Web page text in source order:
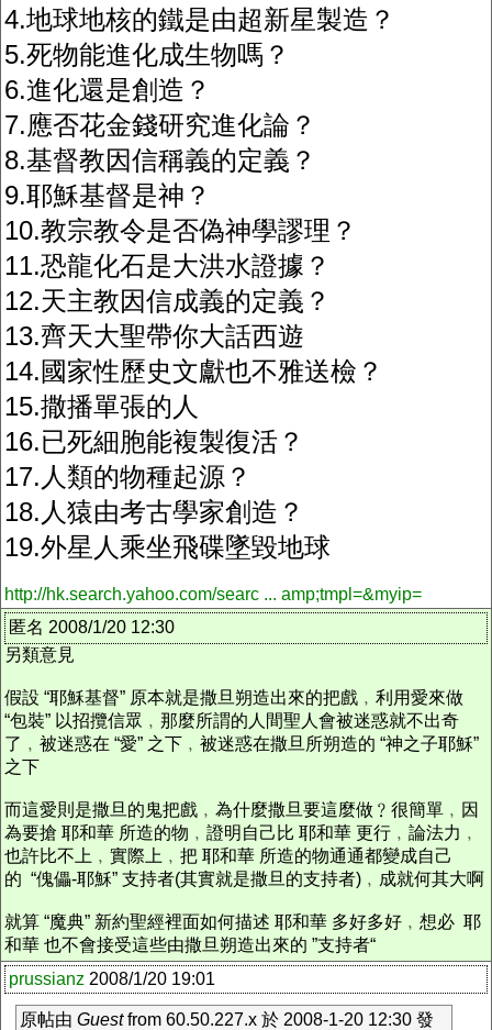
4.地球地核的鐵是由超新星製造？
5.死物能進化成生物嗎？
6.進化還是創造？
7.應否花金錢研究進化論？
8.基督教因信稱義的定義？
9.耶穌基督是神？
10.教宗教令是否偽神學謬理？
11.恐龍化石是大洪水證據？
12.天主教因信成義的定義？
13.齊天大聖帶你大話西遊
14.國家性歷史文獻也不雅送檢？
15.撒播單張的人
16.已死細胞能複製復活？
17.人類的物種起源？
18.人猿由考古學家創造？
19.外星人乘坐飛碟墜毀地球
http://hk.search.yahoo.com/searc ... amp;tmpl=&myip=
匿名 2008/1/20 12:30
另類意見
假設 “耶穌基督” 原本就是撒旦朔造出來的把戲﹐利用愛來做
“包裝” 以招攬信眾﹐那麼所謂的人間聖人會被迷惑就不出奇
了﹐被迷惑在 “愛” 之下﹐被迷惑在撒旦所朔造的 “神之子耶穌”
之下
而這愛則是撒旦的鬼把戲﹐為什麼撒旦要這麼做﹖很簡單﹐因
為要搶 耶和華 所造的物﹐證明自己比 耶和華 更行﹐論法力﹐
也許比不上﹐實際上﹐把 耶和華 所造的物通通都變成自己
的 “傀儡-耶穌” 支持者(其實就是撒旦的支持者)﹐成就何其大啊
就算 “魔典” 新約聖經裡面如何描述 耶和華 多好多好﹐想必 耶
和華 也不會接受這些由撒旦朔造出來的 ”支持者“
prussianz 2008/1/20 19:01
原帖由 Guestfrom 60.50.227.x 於 2008-1-20 12:30 發